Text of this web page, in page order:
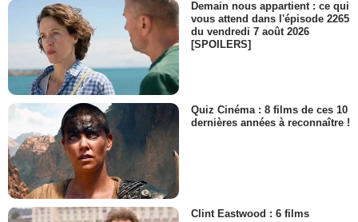
Demain nous appartient : ce qui
vous attend dans l'épisode 2265
du vendredi 7 août 2026
[SPOILERS]
Quiz Cinéma : 8 films de ces 10
dernières années à reconnaître !
Clint Eastwood : 6 films